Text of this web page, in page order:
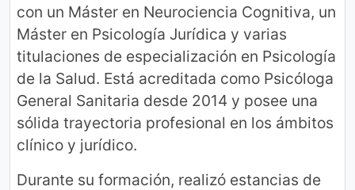
con un Máster en Neurociencia Cognitiva, un
Máster en Psicología Jurídica y varias
titulaciones de especialización en Psicología
de la Salud. Está acreditada como Psicóloga
General Sanitaria desde 2014 y posee una
sólida trayectoria profesional en los ámbitos
clínico y jurídico.
Durante su formación, realizó estancias de